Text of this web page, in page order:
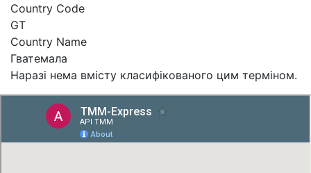
Country Code
GT
Country Name
Гватемала
Наразі нема вмісту класифікованого цим терміном.